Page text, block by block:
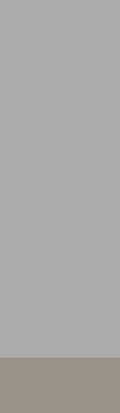
Utilizamos
base num